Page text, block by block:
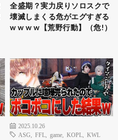
全盛期？実力戻りソロスクで
壊滅しまくる危がエグすぎる
w w w w【荒野行動】（危!）
2025.10.26
ASG
FFL game KOPL KWL